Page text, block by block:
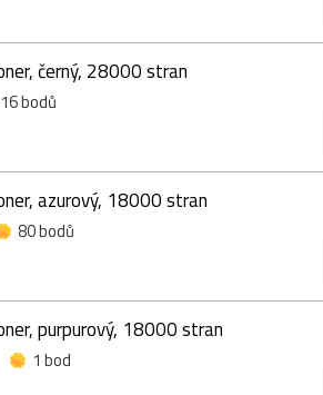
černý, 28000 stran
16 bodů
azurový, 18000 stran
80 bodů
purpurový, 18000 stran
1 bod